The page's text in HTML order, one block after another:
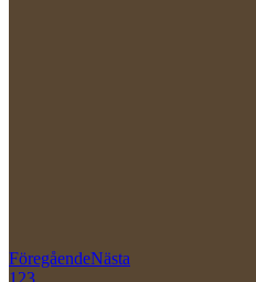
FöregåendeNästa
1 23